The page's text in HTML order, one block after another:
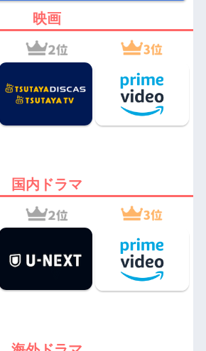
映画
国内ドラマ